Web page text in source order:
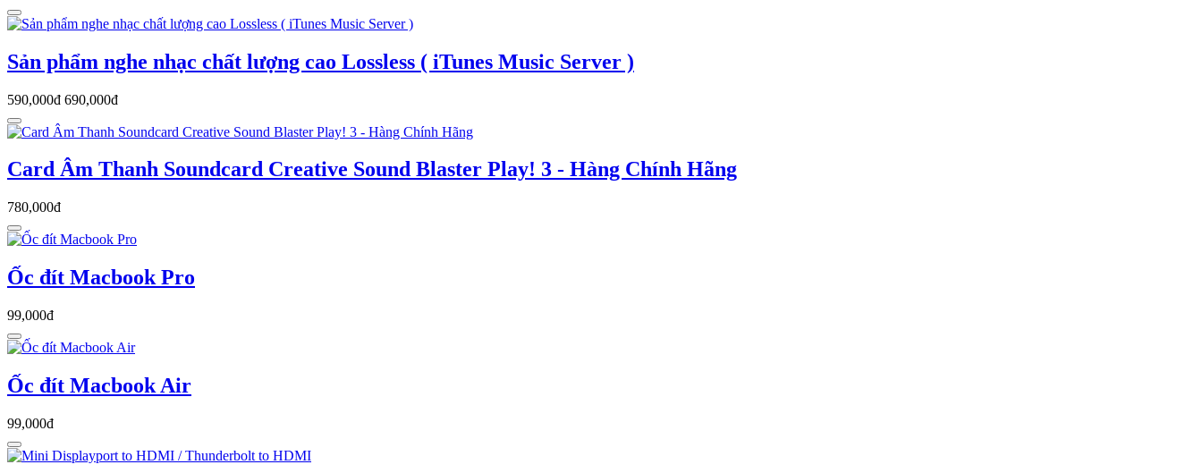
Sản phẩm nghe nhạc chất lượng cao Lossless ( iTunes Music Server )
590,000đ 690,000đ
Card Âm Thanh Soundcard Creative Sound Blaster Play! 3 - Hàng Chính Hãng
780,000đ
Ốc đít Macbook Pro
99,000đ
Ốc đít Macbook Air
99,000đ